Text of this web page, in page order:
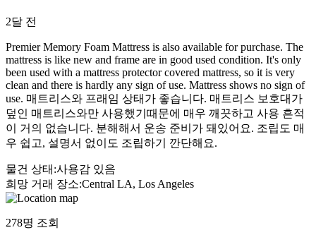
2달 전
Premier Memory Foam Mattress is also available for purchase. The
mattress is like new and frame are in good used condition. It's only
been used with a mattress protector covered mattress, so it is very
clean and there is hardly any sign of use. Mattress shows no sign of
use. 매트리스와 프래임 상태가 좋습니다. 매트리스 보호대가
덮인 매트리스와만 사용했기때문에 매우 깨끗하고 사용 흔적
이 거의 없습니다. 분해해서 운송 준비가 돼있어요. 조립도 매
우 쉽고, 설명서 없이도 조립하기 깐단해요.
물건 상태 :사용감 있음
희망 거래 장소:Central LA, Los Angeles
278명 조회